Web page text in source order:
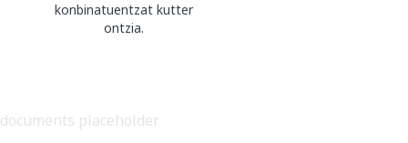
konbinatuentzat kutter
ontzia.
documents placeholder